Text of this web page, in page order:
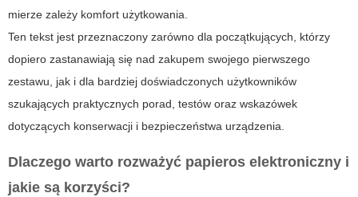
mierze zależy komfort użytkowania.
Ten tekst jest przeznaczony zarówno dla początkujących, którzy
dopiero zastanawiają się nad zakupem swojego pierwszego
zestawu, jak i dla bardziej doświadczonych użytkowników
szukających praktycznych porad, testów oraz wskazówek
dotyczących konserwacji i bezpieczeństwa urządzenia.
Dlaczego warto rozważyć papieros elektroniczny i
jakie są korzyści?